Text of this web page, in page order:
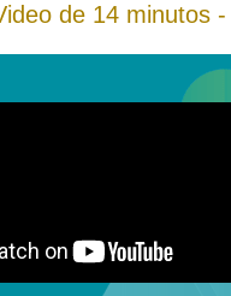
de 14 minutos -